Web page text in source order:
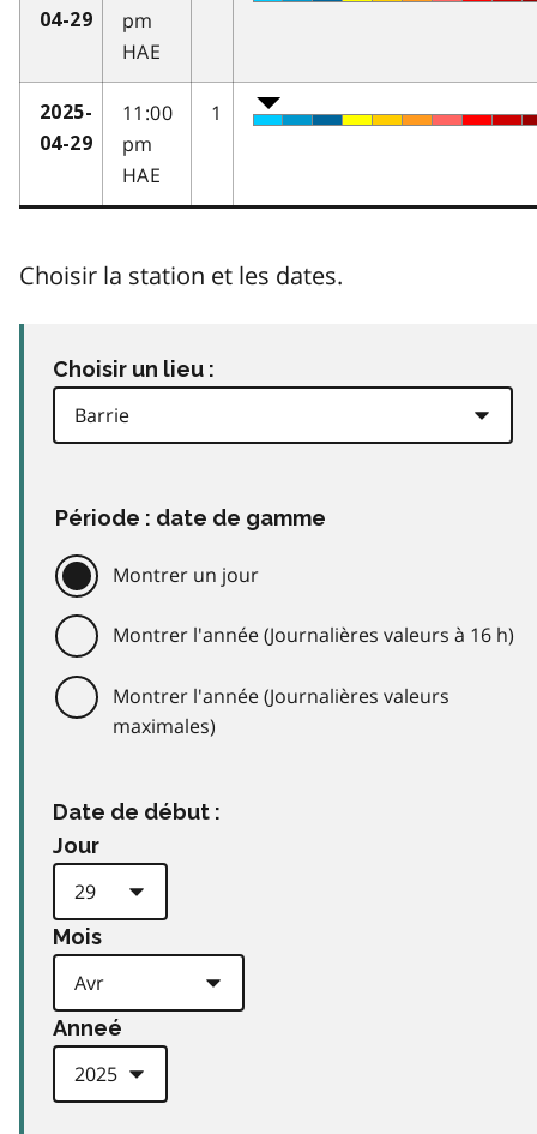
04-29
pm
HAE
2025-
04-29
11:00
pm
HAE
1
Choisir la station et les dates.
Choisir un lieu :
Période : date de gamme
Montrer un jour
Montrer l'année (Journalières valeurs à 16 h)
Montrer l'année (Journalières valeurs
maximales)
Date de début :
Jour
Mois
Anneé